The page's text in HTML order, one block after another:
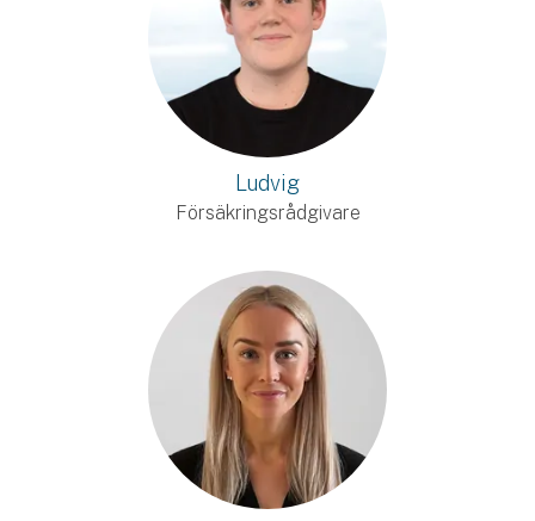
Ludvig
Försäkringsrådgivare